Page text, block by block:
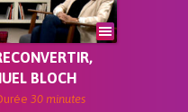
BLOCH
30 minutes